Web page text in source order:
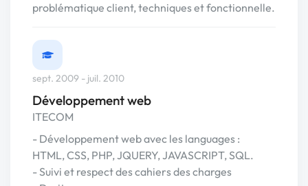
problématique client, techniques et fonctionnelle.
sept. 2009 - juil. 2010
Développement web
ITECOM
- Développement web avec les languages :
HTML, CSS, PHP, JQUERY, JAVASCRIPT, SQL.
- Suivi et respect des cahiers des charges